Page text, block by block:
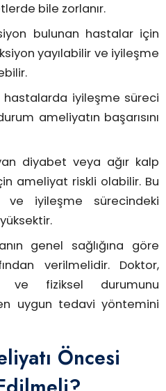
bile zorlanır.
bulunan hastalar için
yayılabilir ve iyileşme
hastalarda iyileşme süreci
ameliyatın başarısını
diyabet veya ağır kalp
ameliyat riskli olabilir. Bu
ve iyileşme sürecindeki
genel sağlığına göre
verilmelidir. Doktor,
ve fiziksel durumunu
uygun tedavi yöntemini
Öncesi